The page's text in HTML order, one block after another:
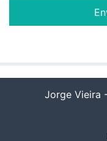
Jorge Vieira